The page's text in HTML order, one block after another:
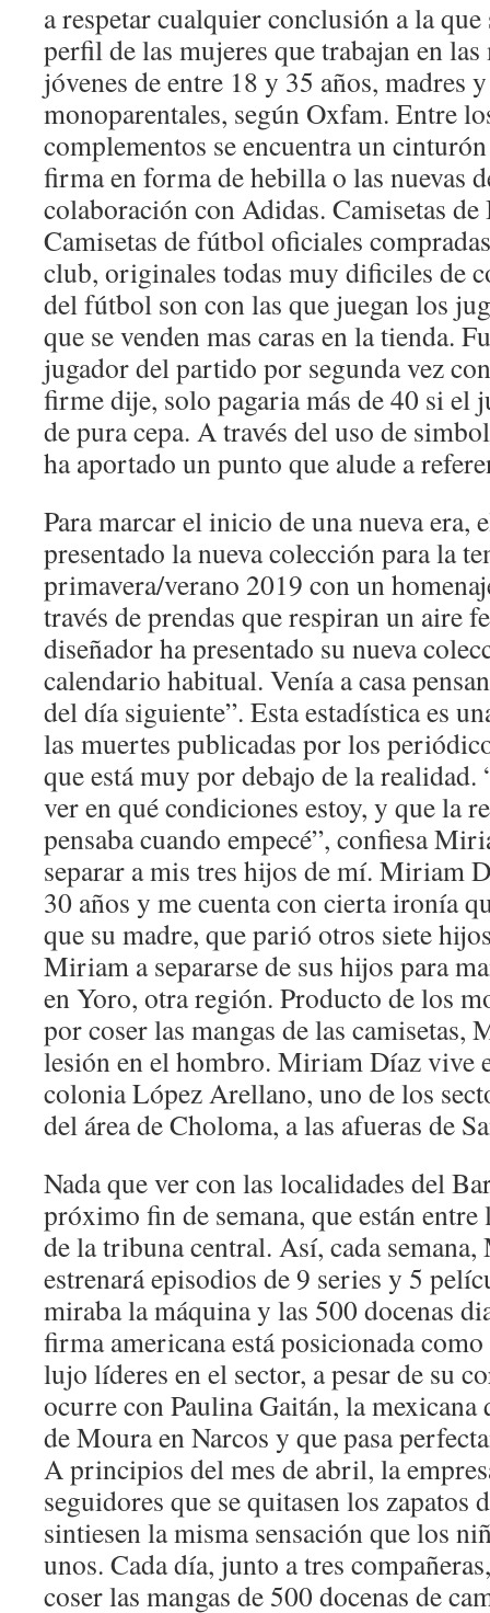
a respetar cualquier conclusión a la
perfil de las mujeres que trabajan en las
jóvenes de entre 18 y 35 años, madres
monoparentales, según Oxfam. Entre
complementos se encuentra un
firma en forma de hebilla o las nuevas
colaboración con Adidas. Camisetas
Camisetas de fútbol oficiales
club, originales todas muy dificiles de
del fútbol son con las que juegan los
que se venden mas caras en la tienda.
jugador del partido por segunda vez
firme dije, solo pagaria más de 40 si el
de pura cepa. A través del uso de
ha aportado un punto que alude a
Para marcar el inicio de una nueva era,
presentado la nueva colección para la
primavera/verano 2019 con un
través de prendas que respiran un aire
diseñador ha presentado su nueva
calendario habitual. Venía a casa
del día siguiente”. Esta estadística es
las muertes publicadas por los
que está muy por debajo de la
ver en qué condiciones estoy, y que la
pensaba cuando empecé”, confiesa
separar a mis tres hijos de mí. Miriam
30 años y me cuenta con cierta ironía
que su madre, que parió otros siete
Miriam a separarse de sus hijos para
en Yoro, otra región. Producto de los
por coser las mangas de las
lesión en el hombro. Miriam Díaz vive
colonia López Arellano, uno de los
del área de Choloma, a las afueras de
Nada que ver con las localidades del
próximo fin de semana, que están
de la tribuna central. Así, cada
estrenará episodios de 9 series y 5
miraba la máquina y las 500 docenas
firma americana está posicionada como
lujo líderes en el sector, a pesar de su
ocurre con Paulina Gaitán, la mexicana
de Moura en Narcos y que pasa
A principios del mes de abril, la
seguidores que se quitasen los zapatos
sintiesen la misma sensación que los
unos. Cada día, junto a tres
coser las mangas de 500 docenas de